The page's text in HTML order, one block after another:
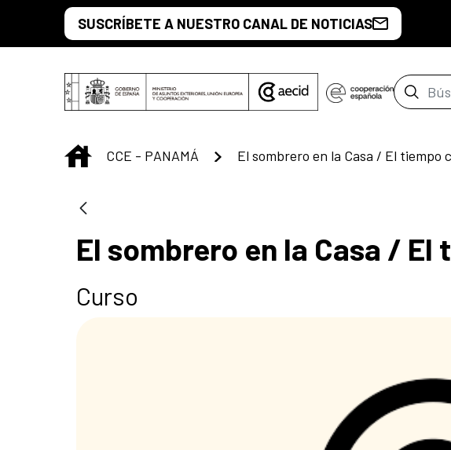
Saltar al contenido principal
SUSCRÍBETE A NUESTRO CANAL DE NOTICIAS
Barra
INICIO
CCE - PANAMÁ El sombrero en la Casa / El tiempo
El sombrero en la Casa /
Curso